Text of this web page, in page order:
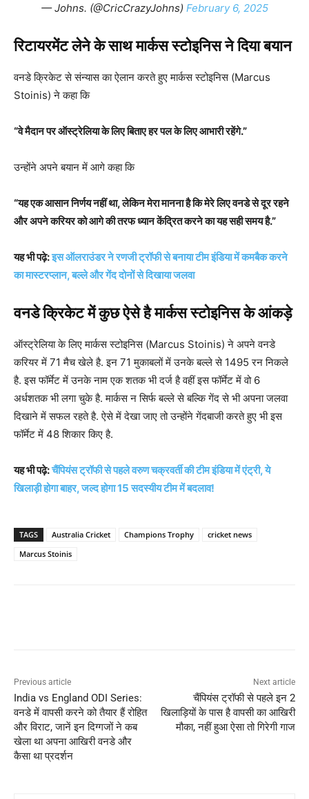
— Johns. (@CricCrazyJohns) February 6, 2025
रिटायरमेंट लेने के साथ मार्कस स्टोइनिस ने दिया बयान
वनडे क्रिकेट से संन्यास का ऐलान करते हुए मार्कस स्टोइनिस (Marcus
Stoinis) ने कहा कि
“वे मैदान पर ऑस्ट्रेलिया के लिए बिताए हर पल के लिए आभारी रहेंगे.”
उन्होंने अपने बयान में आगे कहा कि
“यह एक आसान निर्णय नहीं था, लेकिन मेरा मानना है कि मेरे लिए वनडे से दूर रहने
और अपने करियर को आगे की तरफ ध्यान केंद्रित करने का यह सही समय है.”
यह भी पढ़े:इस ऑलराउंडर ने रणजी ट्रॉफी से बनाया टीम इंडिया में कमबैक करने
का मास्टरप्लान, बल्ले और गेंद दोनों से दिखाया जलवा
वनडे क्रिकेट में कुछ ऐसे है मार्कस स्टोइनिस के आंकड़े
ऑस्ट्रेलिया के लिए मार्कस स्टोइनिस (Marcus Stoinis) ने अपने वनडे
करियर में 71 मैच खेले है. इन 71 मुकाबलों में उनके बल्ले से 1495 रन निकले
है. इस फॉर्मेट में उनके नाम एक शतक भी दर्ज है वहीं इस फॉर्मेट में वो 6
अर्धशतक भी लगा चुके है. मार्कस न सिर्फ बल्ले से बल्कि गेंद से भी अपना जलवा
दिखाने में सफल रहते है. ऐसे में देखा जाए तो उन्होंने गेंदबाजी करते हुए भी इस
फॉर्मेट में 48 शिकार किए है.
यह भी पढ़े:चैंपियंस ट्रॉफी से पहले वरुण चक्रवर्ती की टीम इंडिया में एंट्री, ये
खिलाड़ी होगा बाहर, जल्द होगा 15 सदस्यीय टीम में बदलाव!
TAGS Australia Cricket Champions Trophy
cricket news
Marcus Stoinis
Previous article
India vs England ODI Series:
वनडे में वापसी करने को तैयार हैं रोहित
और विराट, जानें इन दिग्गजों ने कब
खेला था अपना आखिरी वनडे और
कैसा था प्रदर्शन
Next article
चैंपियंस ट्रॉफी से पहले इन 2
खिलाड़ियों के पास है वापसी का आखिरी
मौका, नहीं हुआ ऐसा तो गिरेगी गाज